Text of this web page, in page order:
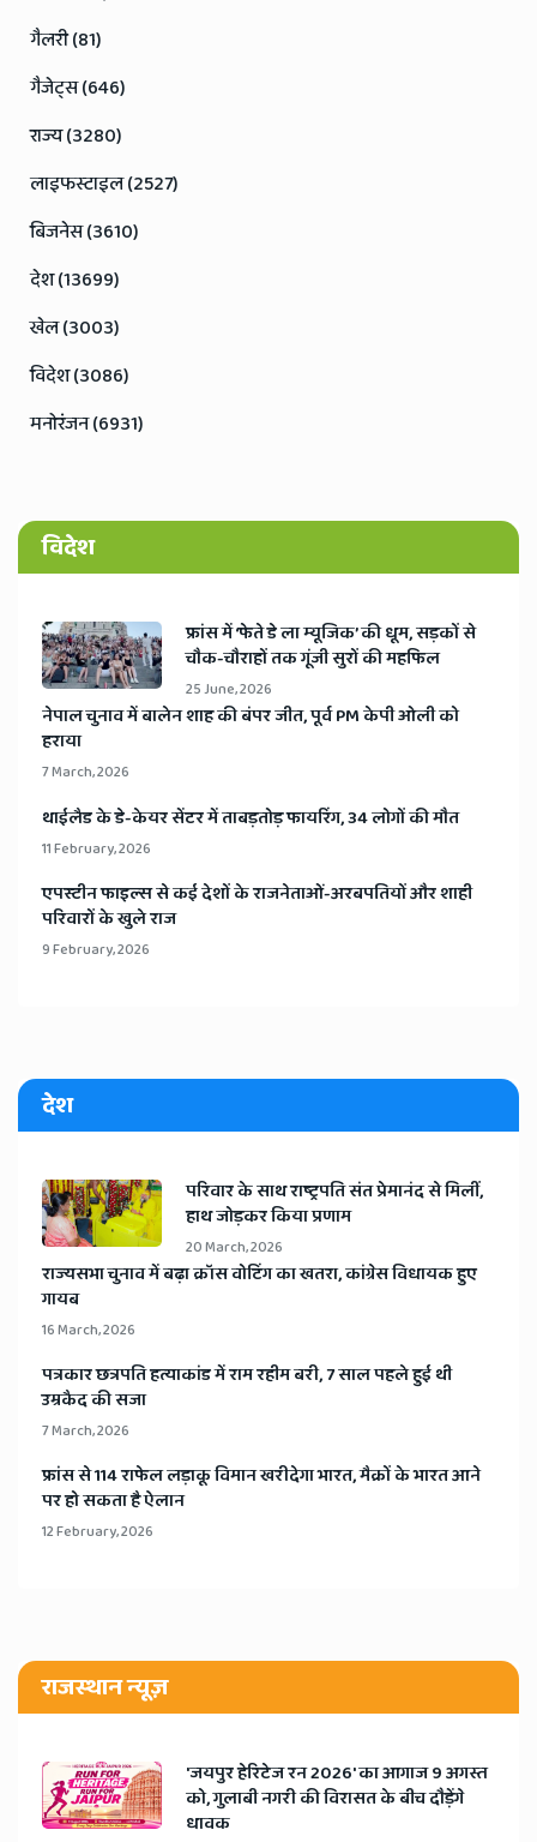
गैलरी (81)
गैजेट्स (646)
राज्य (3280)
लाइफस्टाइल (2527)
बिजनेस (3610)
देश (13699)
खेल (3003)
विदेश (3086)
मनोरंजन (6931)
विदेश
​फ्रांस में ‘फेते डे ला म्यूजिक’ की धूम, सड़कों से
चौक-चौराहों तक गूंजी सुरों की महफिल
25 June, 2026
​नेपाल चुनाव में बालेन शाह की बंपर जीत, पूर्व PM केपी ओली को
हराया
7 March, 2026
​थाईलैड के डे-केयर सेंटर में ताबड़तोड़ फायरिंग, 34 लोगों की मौत
11 February, 2026
​एपस्टीन फाइल्स से कई देशों के राजनेताओं-अरबपतियों और शाही
परिवारों के खुले राज
9 February, 2026
देश
​परिवार के साथ राष्ट्रपति संत प्रेमानंद से मिलीं,
हाथ जोड़कर किया प्रणाम
20 March, 2026
​राज्यसभा चुनाव में बढ़ा क्रॉस वोटिंग का खतरा, कांग्रेस विधायक हुए
गायब
16 March, 2026
​पत्रकार छत्रपति हत्याकांड में राम रहीम बरी, 7 साल पहले हुई थी
उम्रकैद की सजा
7 March, 2026
​फ्रांस से 114 राफेल लड़ाकू विमान खरीदेगा भारत, मैक्रों के भारत आने
पर हो सकता है ऐलान
12 February, 2026
राजस्थान न्यूज़
​'जयपुर हेरिटेज रन 2026' का आगाज 9 अगस्त
को, गुलाबी नगरी की विरासत के बीच दौड़ेंगे
धावक